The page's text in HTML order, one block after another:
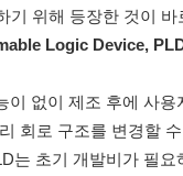
기 위해 등장한 것이 바
Logic Device,
이 없이 제조 후에 사용
회로 구조를 변경할
는 초기 개발비가 필요